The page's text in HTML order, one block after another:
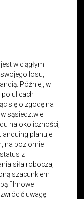
w ciągłym
losu,
Później, w
po ulicach
się o zgodę na
sąsiedztwie
na okoliczności,
planuje
na poziomie
z
siła robocza,
szacunkiem
filmowe
uwagę